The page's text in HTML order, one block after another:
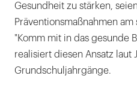
Gesundheit zu stärken,
Präventionsmaßnahmen
"Komm mit in das gesunde
realisiert diesen Ansatz laut
Grundschuljahrgänge.